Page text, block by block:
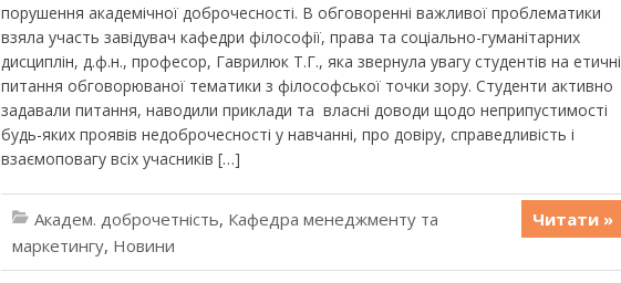
порушення академічної доброчесності. В обговоренні важливої проблематики
взяла участь завідувач кафедри філософії, права та соціально-гуманітарних
дисциплін, д.ф.н., професор, Гаврилюк Т.Г., яка звернула увагу студентів на етичні
питання обговорюваної тематики з філософської точки зору. Студенти активно
задавали питання, наводили приклади та власні доводи щодо неприпустимості
будь-яких проявів недоброчесності у навчанні, про довіру, справедливість і
взаємоповагу всіх учасників […]
Академ. доброчетність, Кафедра менеджменту та
маркетингу, Новини
Читати »